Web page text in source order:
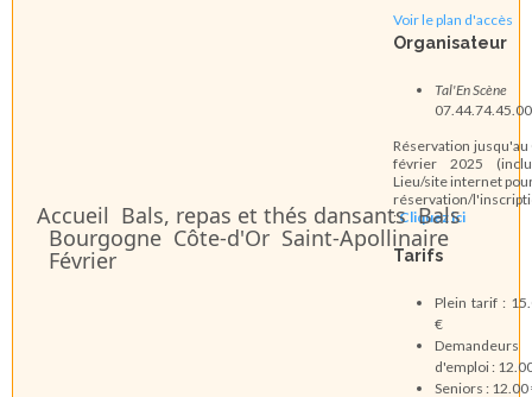
Accueil Bals, repas et thés dansants Bals
Bourgogne Côte-d'Or Saint-Apollinaire
Février
Voir le plan d'accès
Organisateur
Tal'En Scène
07.44.74.45.00
Réservation jusqu'au
février 2025
Lieu/site internet
réservation/
:Cliquez ici
Tarifs
Plein tarif :
€
Demandeurs
d'emploi :
Seniors : 12.00